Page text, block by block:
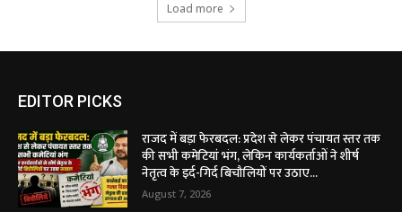
Load more
EDITOR PICKS
राजद में बड़ा फेरबदल: प्रदेश से लेकर पंचायत स्तर तक
की सभी कमेटियां भंग, लेकिन कार्यकर्ताओं ने शीर्ष
नेतृत्व के इर्द-गिर्द बिचौलियों पर उठाए...
August 7, 2026